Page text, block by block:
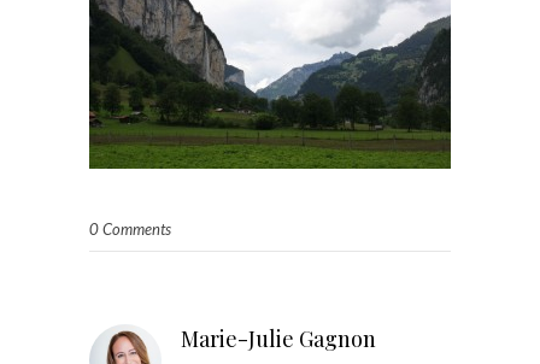
0 Comments
Marie-Julie Gagnon